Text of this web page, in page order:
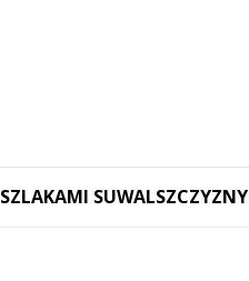
SZLAKAMI SUWALSZCZYZNY